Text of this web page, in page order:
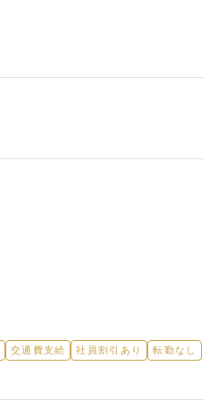
交通費支給 社員割引あり
転勤なし